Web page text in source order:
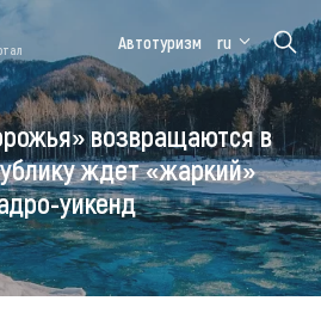
Медицинский
форум
Алтайская
зимовка
Автотуризм ru
возвращаются в
ждет «жаркий»
уикенд